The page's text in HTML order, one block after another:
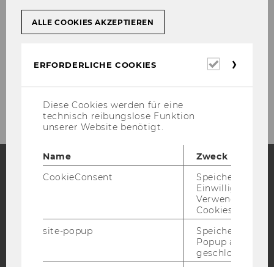
Blog
YouTube Bluesky
ALLE COOKIES AKZEPTIEREN
ERFORDERLICHE COOKIES
Diese Cookies werden für eine
technisch reibungslose Funktion
unserer Website benötigt.
Name
Zweck
CookieConsent
Speichert Ihre
Einwilligung zur
Verwendung von
Cookies.
site-popup
Speichert ob ein
Popup
geschlossen